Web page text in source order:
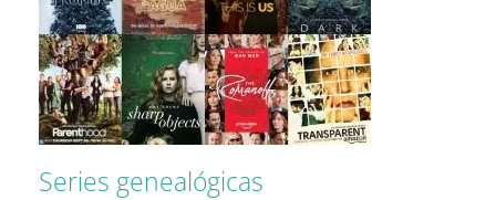
Series genealógicas